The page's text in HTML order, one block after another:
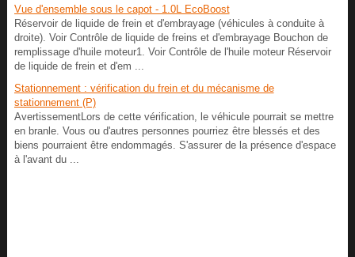
Vue d'ensemble sous le capot - 1.0L EcoBoost
Réservoir de liquide de frein et d'embrayage (véhicules à conduite à
droite). Voir Contrôle de liquide de freins et d'embrayage Bouchon de
remplissage d'huile moteur1. Voir Contrôle de l'huile moteur Réservoir
de liquide de frein et d'em ...
Stationnement : vérification du frein et du mécanisme de
stationnement (P)
AvertissementLors de cette vérification, le véhicule pourrait se mettre
en branle. Vous ou d'autres personnes pourriez être blessés et des
biens pourraient être endommagés. S'assurer de la présence d'espace
à l'avant du ...